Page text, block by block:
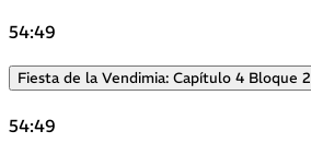
54:49
Fiesta de la Vendimia: Capítulo 4 Bloque 2
54:49